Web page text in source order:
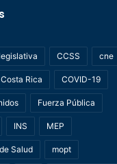
CCSS cne
Costa Rica COVID-19
Fuerza Pública
INS MEP
Salud mopt